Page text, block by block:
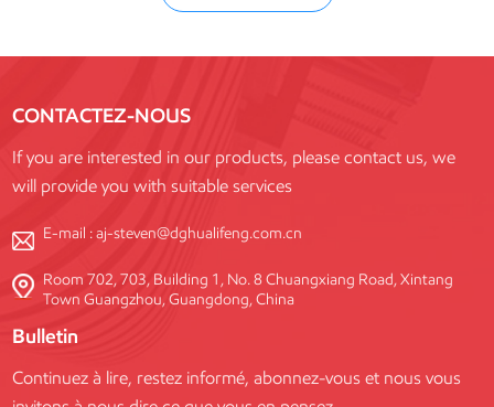
CONTACTEZ-NOUS
If you are interested in our products, please contact us, we
will provide you with suitable services
E-mail :aj-steven@dghualifeng.com.cn
Room 702, 703, Building 1, No. 8 Chuangxiang Road, Xintang
Town Guangzhou, Guangdong, China
Bulletin
Continuez à lire, restez informé, abonnez-vous et nous vous